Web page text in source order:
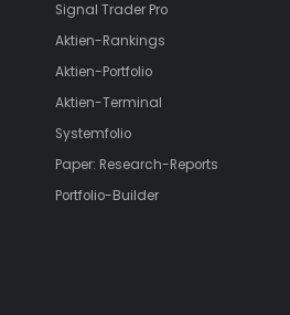
Signal Trader Pro
Aktien-Rankings
Aktien-Portfolio
Aktien-Terminal
Systemfolio
Paper: Research-Reports
Portfolio-Builder